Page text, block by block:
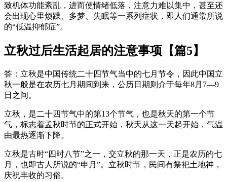
致机体功能紊乱，进而使情绪低落，注意力难以集中，甚至还
会出现心里烦躁、多梦、失眠等一系列症状，即人们通常所说
的“低温抑郁症”。
立秋过后生活起居的注意事项【篇5】
答：立秋是中国传统二十四节气当中的七月节令，因此中国立
秋一般是在农历七月期间到来，公历日期则介于每年8月7—9
日之间。
立秋，是二十四节气中的第13个节气，也是秋天的第一个节
气，标志着孟秋时节的正式开始，秋天从这一天起开始，气温
由最热逐渐下降。
立秋是古时“四时八节”之一，交立秋的那一天，正是农历的七
月，也即古人所说的“申月”。立秋时节，民间有祭祀土地神，
庆祝丰收的习俗。